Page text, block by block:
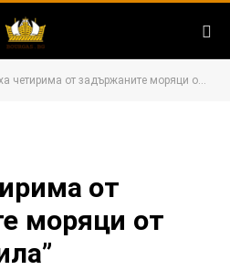
от задържаните моряци от кораба “Верила”
от
моряци от